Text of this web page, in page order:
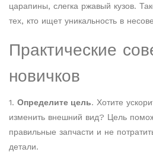
царапины, слегка ржавый кузов.
тех, кто ищет уникальность в
Практические
новичков
1. Определите цель. Хотите
изменить внешний вид? Цель
правильные запчасти и не
детали.